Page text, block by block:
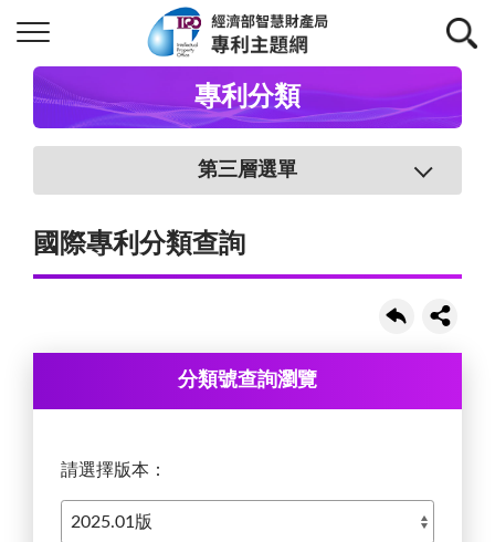
專利分類
第三層選單
國際專利分類查詢
分類號查詢瀏覽
請選擇版本：